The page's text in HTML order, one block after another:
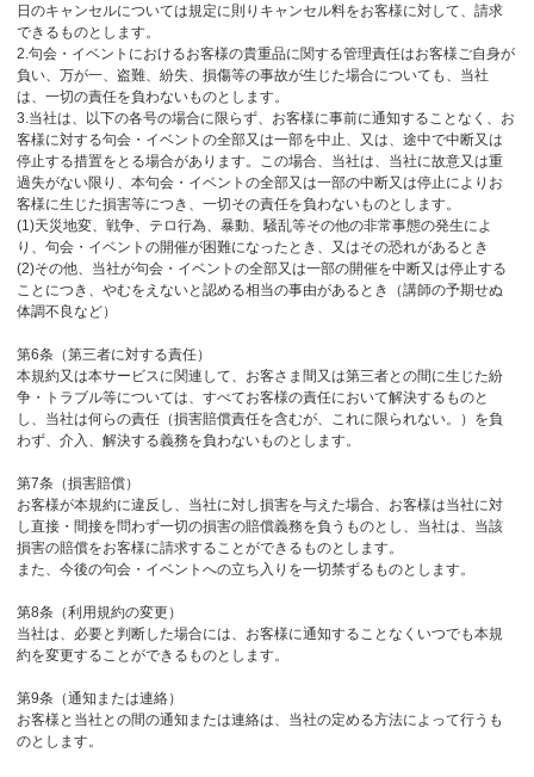
日のキャンセルについては規定に則りキャンセル料をお客様に対して、請求
できるものとします。
2.句会・イベントにおけるお客様の貴重品に関する管理責任はお客様ご自身が
負い、万が一、盗難、紛失、損傷等の事故が生じた場合についても、当社
は、一切の責任を負わないものとします。
3.当社は、以下の各号の場合に限らず、お客様に事前に通知することなく、お
客様に対する句会・イベントの全部又は一部を中止、又は、途中で中断又は
停止する措置をとる場合があります。この場合、当社は、当社に故意又は重
過失がない限り、本句会・イベントの全部又は一部の中断又は停止によりお
客様に生じた損害等につき、一切その責任を負わないものとします。
(1)天災地変、戦争、テロ行為、暴動、騒乱等その他の非常事態の発生によ
り、句会・イベントの開催が困難になったとき、又はその恐れがあるとき
(2)その他、当社が句会・イベントの全部又は一部の開催を中断又は停止する
ことにつき、やむをえないと認める相当の事由があるとき（講師の予期せぬ
体調不良など）
第6条（第三者に対する責任）
本規約又は本サービスに関連して、お客さま間又は第三者との間に生じた紛
争・トラブル等については、すべてお客様の責任において解決するものと
し、当社は何らの責任（損害賠償責任を含むが、これに限られない。）を負
わず、介入、解決する義務を負わないものとします。
第7条（損害賠償）
お客様が本規約に違反し、当社に対し損害を与えた場合、お客様は当社に対
し直接・間接を問わず一切の損害の賠償義務を負うものとし、当社は、当該
損害の賠償をお客様に請求することができるものとします。
また、今後の句会・イベントへの立ち入りを一切禁ずるものとします。
第8条（利用規約の変更）
当社は、必要と判断した場合には、お客様に通知することなくいつでも本規
約を変更することができるものとします。
第9条（通知または連絡）
お客様と当社との間の通知または連絡は、当社の定める方法によって行うも
のとします。